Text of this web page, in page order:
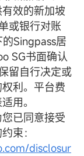
效的新加坡
或银行对账
Singpass居
SG书面确认
留自行决定或
利。平台费
用。
已同意接受
束：
disclosur